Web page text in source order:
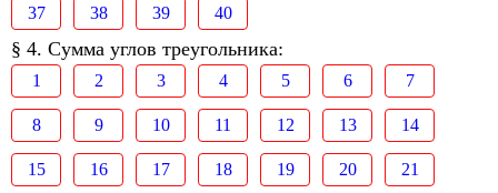
37 38 39 40
§ 4. Сумма углов треугольника:
1 2 3 4 5 6 7
8 9 10 11 12 13 14
15 16 17 18 19 20 21